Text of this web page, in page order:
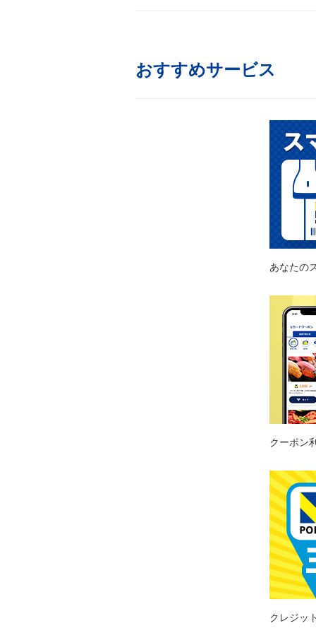
おすすめサービス
あなたの
クーポン
クレジッ